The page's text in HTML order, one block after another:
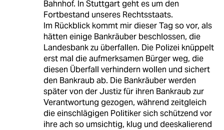
Bahnhof. In Stuttgart geht es um den
Fortbestand unseres Rechtsstaats.
Im Rückblick kommt mir dieser Tag so vor, als
hätten einige Bankräuber beschlossen, die
Landesbank zu überfallen. Die Polizei knüppelt
erst mal die aufmerksamen Bürger weg, die
diesen Überfall verhindern wollen und sichert
den Bankraub ab. Die Bankräuber werden
später von der Justiz für ihren Bankraub zur
Verantwortung gezogen, während zeitgleich
die einschlägigen Politiker sich schützend vor
ihre ach so umsichtig, klug und deeskalierend